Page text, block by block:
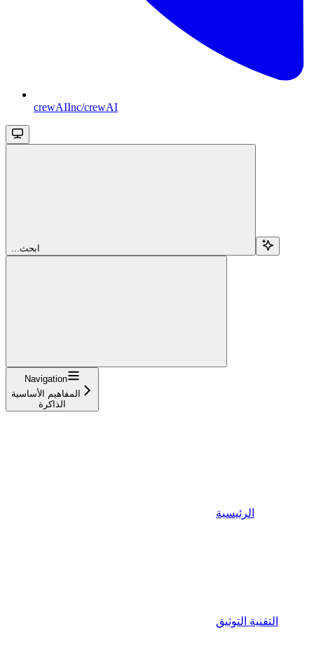
crewAIInc/crewAI
...ابحث
Navigation
المفاهيم الأساسية
الذاكرة
الرئيسية
التقنية التوثيق